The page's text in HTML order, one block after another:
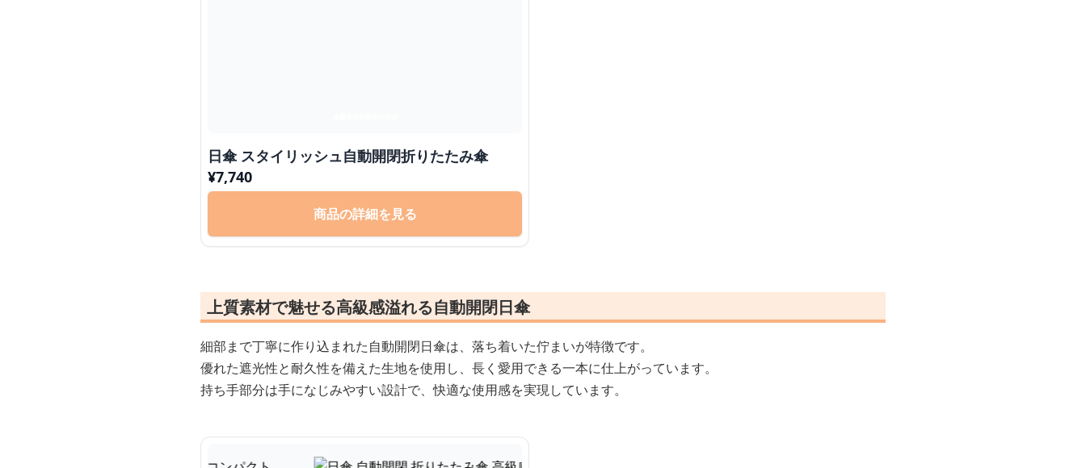
日傘 スタイリッシュ自動開閉折りたたみ傘
¥7,740
商品の詳細を見る
上質素材で魅せる高級感溢れる自動開閉日傘
細部まで丁寧に作り込まれた自動開閉日傘は、落ち着いた佇まいが特徴です。
優れた遮光性と耐久性を備えた生地を使用し、長く愛用できる一本に仕上がっています。
持ち手部分は手になじみやすい設計で、快適な使用感を実現しています。